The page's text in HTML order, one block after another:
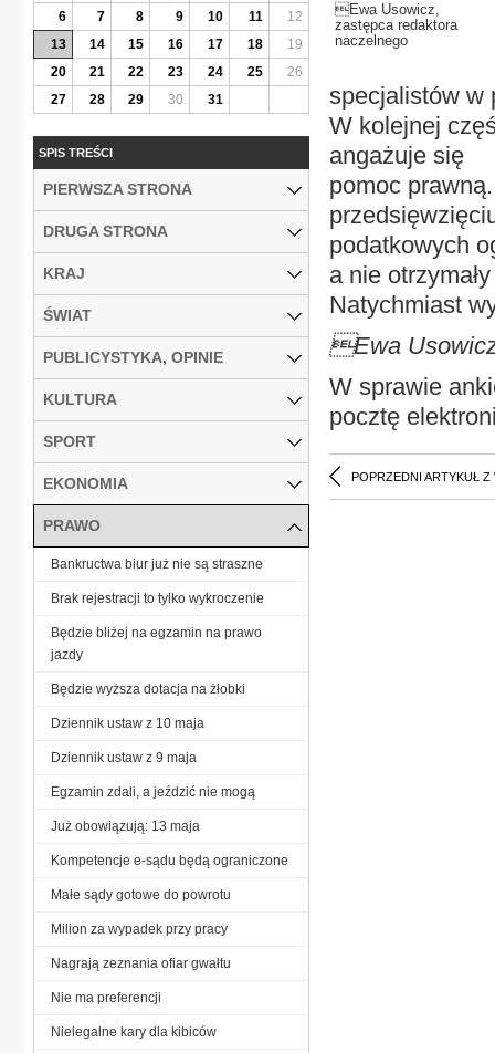
Ewa Usowicz,
zastępca redaktora
naczelnego
specjalistów w
W kolejnej
angażuje się
pomoc
podatkowych
a nie
Natychmiast
Ewa
W sprawie
pocztę
POPRZEDNI ARTYKUŁ Z
6
7 8 9 10 11
12
13
14 15 16 17 18
19
20
21 22 23 24 25
26
27
28 29 30 31
SPIS TREŚCI
PIERWSZA STRONA
DRUGA STRONA
KRAJ
ŚWIAT
PUBLICYSTYKA, OPINIE
KULTURA
SPORT
EKONOMIA
PRAWO
Bankructwa biur już nie są straszne
Brak rejestracji to tylko wykroczenie
Będzie bliżej na egzamin na prawo
jazdy
Będzie wyższa dotacja na żłobki
Dziennik ustaw z 10 maja
Dziennik ustaw z 9 maja
Egzamin zdali, a jeździć nie mogą
Już obowiązują: 13 maja
Kompetencje e-sądu będą ograniczone
Małe sądy gotowe do powrotu
Milion za wypadek przy pracy
Nagrają zeznania ofiar gwałtu
Nie ma preferencji
Nielegalne kary dla kibiców